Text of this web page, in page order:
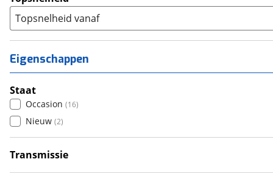
Topsnelheid vanaf
Eigenschappen
Staat
Occasion (16)
Nieuw (2)
Transmissie